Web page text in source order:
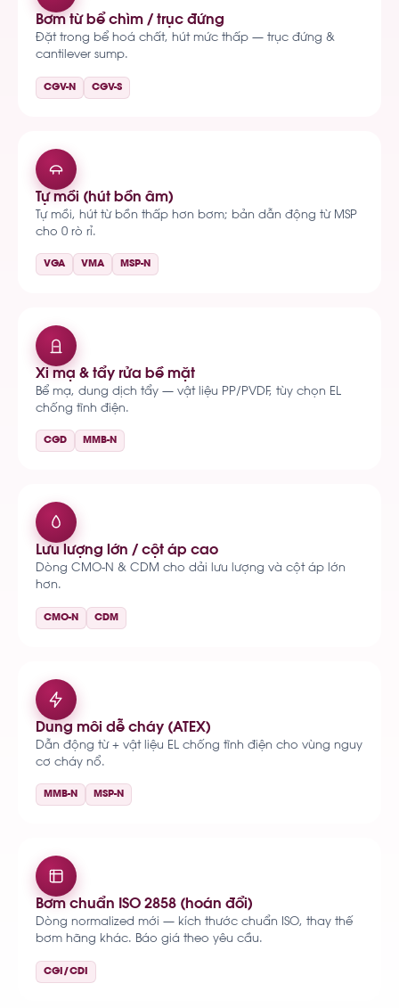
Bơm từ bể chìm / trục đứng
Đặt trong bể hoá chất, hút mức thấp — trục đứng &
cantilever sump.
CGV-N CGV-S
Tự mồi (hút bồn âm)
Tự mồi, hút từ bồn thấp hơn bơm; bản dẫn động từ MSP
cho 0 rò rỉ.
VGA VMA MSP-N
Xi mạ & tẩy rửa bề mặt
Bể mạ, dung dịch tẩy — vật liệu PP/PVDF, tùy chọn EL
chống tĩnh điện.
CGD MMB-N
Lưu lượng lớn / cột áp cao
Dòng CMO-N & CDM cho dải lưu lượng và cột áp lớn
hơn.
CMO-N CDM
Dung môi dễ cháy (ATEX)
Dẫn động từ + vật liệu EL chống tĩnh điện cho vùng nguy
cơ cháy nổ.
MMB-N MSP-N
Bơm chuẩn ISO 2858 (hoán đổi)
Dòng normalized mới — kích thước chuẩn ISO, thay thế
bơm hãng khác. Báo giá theo yêu cầu.
CGI/CDI